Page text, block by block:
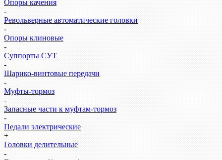
Опоры качения
-
Револьверные автоматические головки
-
Опоры клиновые
-
Суппорты СУТ
-
Шарико-винтовые передачи
-
Муфты-тормоз
-
Запасные части к муфтам-тормоз
-
Педали электрические
+
Головки делительные
-